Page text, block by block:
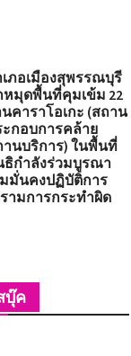
เภอเมืองสุพรรณบุรี
หมุดพื้นที่คุมเข้ม 22
คาราโอเกะ (สถาน
ะกอบการคล้าย
านบริการ) ในพื้นที่
ธิกำลังร่วมบูรณา
มั่นคงปฏิบัติการ
ามการกระทำผิด
บุ๊ค